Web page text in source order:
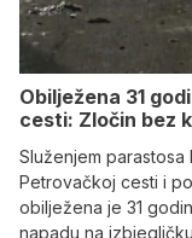
Obilježena 31
cesti: Zločin bez
Služenjem
Petrovačkoj cesti i
obilježena je 31
napadu na